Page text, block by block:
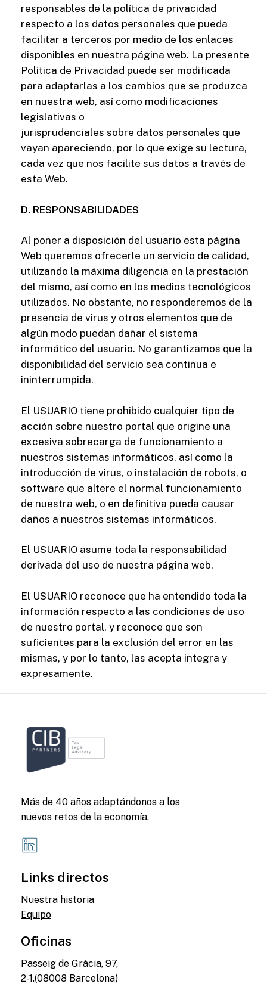
responsables de la política de privacidad
respecto a los datos personales que pueda
facilitar a terceros por medio de los enlaces
disponibles en nuestra página web. La presente
Política de Privacidad puede ser modificada
para adaptarlas a los cambios que se produzca
en nuestra web, así como modificaciones
legislativas o
jurisprudenciales sobre datos personales que
vayan apareciendo, por lo que exige su lectura,
cada vez que nos facilite sus datos a través de
esta Web.
D. RESPONSABILIDADES
Al poner a disposición del usuario esta página
Web queremos ofrecerle un servicio de calidad,
utilizando la máxima diligencia en la prestación
del mismo, así como en los medios tecnológicos
utilizados. No obstante, no responderemos de la
presencia de virus y otros elementos que de
algún modo puedan dañar el sistema
informático del usuario. No garantizamos que la
disponibilidad del servicio sea continua e
ininterrumpida.
El USUARIO tiene prohibido cualquier tipo de
acción sobre nuestro portal que origine una
excesiva sobrecarga de funcionamiento a
nuestros sistemas informáticos, así como la
introducción de virus, o instalación de robots, o
software que altere el normal funcionamiento
de nuestra web, o en definitiva pueda causar
daños a nuestros sistemas informáticos.
El USUARIO asume toda la responsabilidad
derivada del uso de nuestra página web.
El USUARIO reconoce que ha entendido toda la
información respecto a las condiciones de uso
de nuestro portal, y reconoce que son
suficientes para la exclusión del error en las
mismas, y por lo tanto, las acepta integra y
expresamente.
Más de 40 años adaptándonos a los
nuevos retos de la economía.
Links directos
Nuestra historia
Equipo
Oficinas
Passeig de Gràcia, 97,
2-1.(08008 Barcelona)